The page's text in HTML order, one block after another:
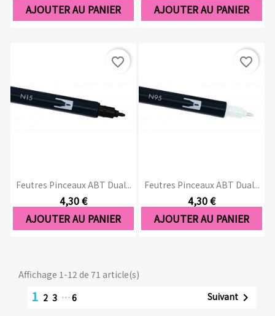
AJOUTER AU PANIER
AJOUTER AU PANIER
Feutres Pinceaux ABT Dual...
4,30 €
AJOUTER AU PANIER
favorite_border
Feutres Pinceaux ABT Dual...
4,30 €
AJOUTER AU PANIER
favorite_border
Affichage 1-12 de 71 article(s)
1 2 3 … 6 Suivant 